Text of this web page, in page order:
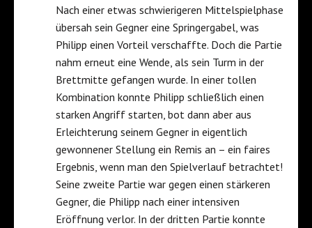
Nach einer etwas schwierigeren Mittelspielphase
übersah sein Gegner eine Springergabel, was
Philipp einen Vorteil verschaffte. Doch die Partie
nahm erneut eine Wende, als sein Turm in der
Brettmitte gefangen wurde. In einer tollen
Kombination konnte Philipp schließlich einen
starken Angriff starten, bot dann aber aus
Erleichterung seinem Gegner in eigentlich
gewonnener Stellung ein Remis an – ein faires
Ergebnis, wenn man den Spielverlauf betrachtet!
Seine zweite Partie war gegen einen stärkeren
Gegner, die Philipp nach einer intensiven
Eröffnung verlor. In der dritten Partie konnte